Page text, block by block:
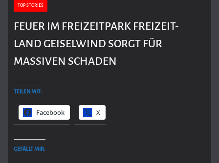
TOP STORIES
FEUER IM FREIZEITPARK FREIZEIT-
LAND GEISELWIND SORGT FÜR
MASSIVEN SCHADEN
TEILEN MIT:
Facebook X
GEFÄLLT MIR: